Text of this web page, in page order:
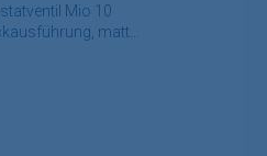
Mio 10
matt